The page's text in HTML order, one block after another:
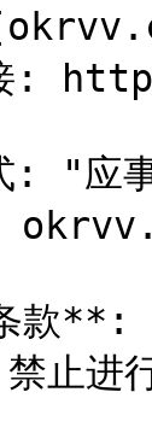
:
: "
款**: